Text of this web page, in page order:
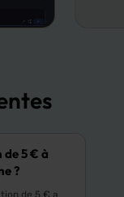
5 € à
?
de 5 € a